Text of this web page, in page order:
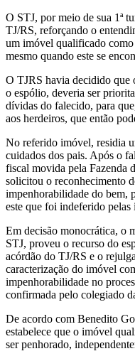
O STJ, por meio de sua 1ª
TJ/RS, reforçando o
um imóvel qualificado como
mesmo quando este se
O TJRS havia decidido que
o espólio, deveria ser
dívidas do falecido, para
aos herdeiros, que então
No referido imóvel, residia
cuidados dos pais. Após o
fiscal movida pela Fazenda
solicitou o reconhecimento
impenhorabilidade do bem,
este que foi indeferido pelas
Em decisão monocrática, o
STJ, proveu o recurso do
acórdão do TJ/RS e o
caracterização do imóvel
impenhorabilidade no
confirmada pelo colegiado
De acordo com Benedito
estabelece que o imóvel
ser penhorado,